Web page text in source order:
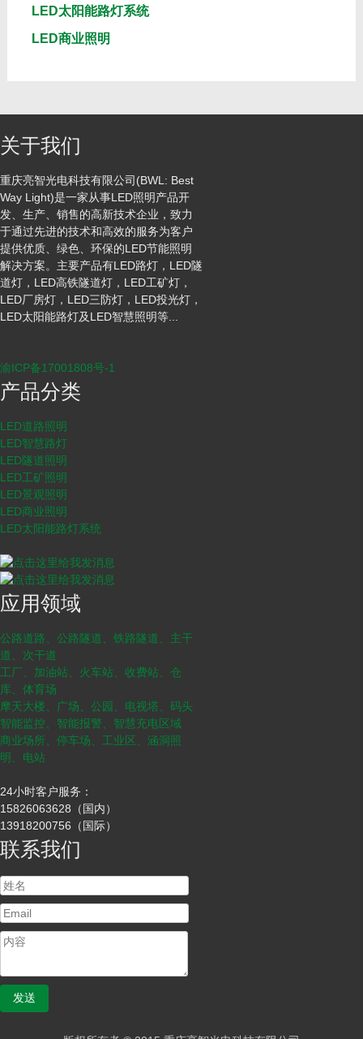
LED太阳能路灯系统
LED商业照明
关于我们
重庆亮智光电科技有限公司(BWL: Best
Way Light)是一家从事LED照明产品开
发、生产、销售的高新技术企业，致力
于通过先进的技术和高效的服务为客户
提供优质、绿色、环保的LED节能照明
解决方案。主要产品有LED路灯，LED隧
道灯，LED高铁隧道灯，LED工矿灯，
LED厂房灯，LED三防灯，LED投光灯，
LED太阳能路灯及LED智慧照明等...
渝ICP备17001808号-1
产品分类
LED道路照明
LED智慧路灯
LED隧道照明
LED工矿照明
LED景观照明
LED商业照明
LED太阳能路灯系统
应用领域
公路道路、公路隧道、铁路隧道、主干
道、次干道
工厂、加油站、火车站、收费站、仓
库、体育场
摩天大楼、广场、公园、电视塔、码头
智能监控、智能报警、智慧充电区域
商业场所、停车场、工业区、涵洞照
明、电站
24小时客户服务：
15826063628（国内）
13918200756（国际）
联系我们